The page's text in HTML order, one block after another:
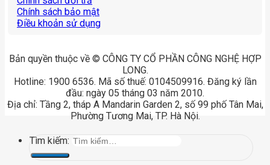
Chính sách bảo mật
Điều khoản sử dụng
Bản quyền thuộc về © CÔNG TY CỔ PHẦN CÔNG NGHỆ HỢP
LONG.
Hotline: 1900 6536. Mã số thuế: 0104509916. Đăng ký lần
đầu: ngày 05 tháng 03 năm 2010.
Địa chỉ: Tầng 2, tháp A Mandarin Garden 2, số 99 phố Tân Mai,
Phường Tương Mai, TP. Hà Nội.
Tìm kiếm: